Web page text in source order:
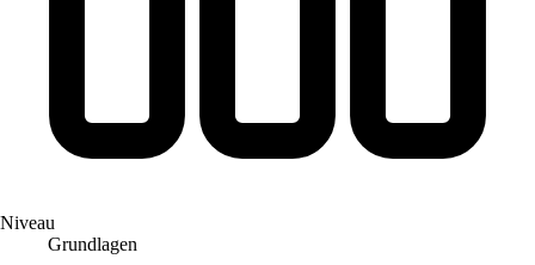
Niveau
Grundlagen